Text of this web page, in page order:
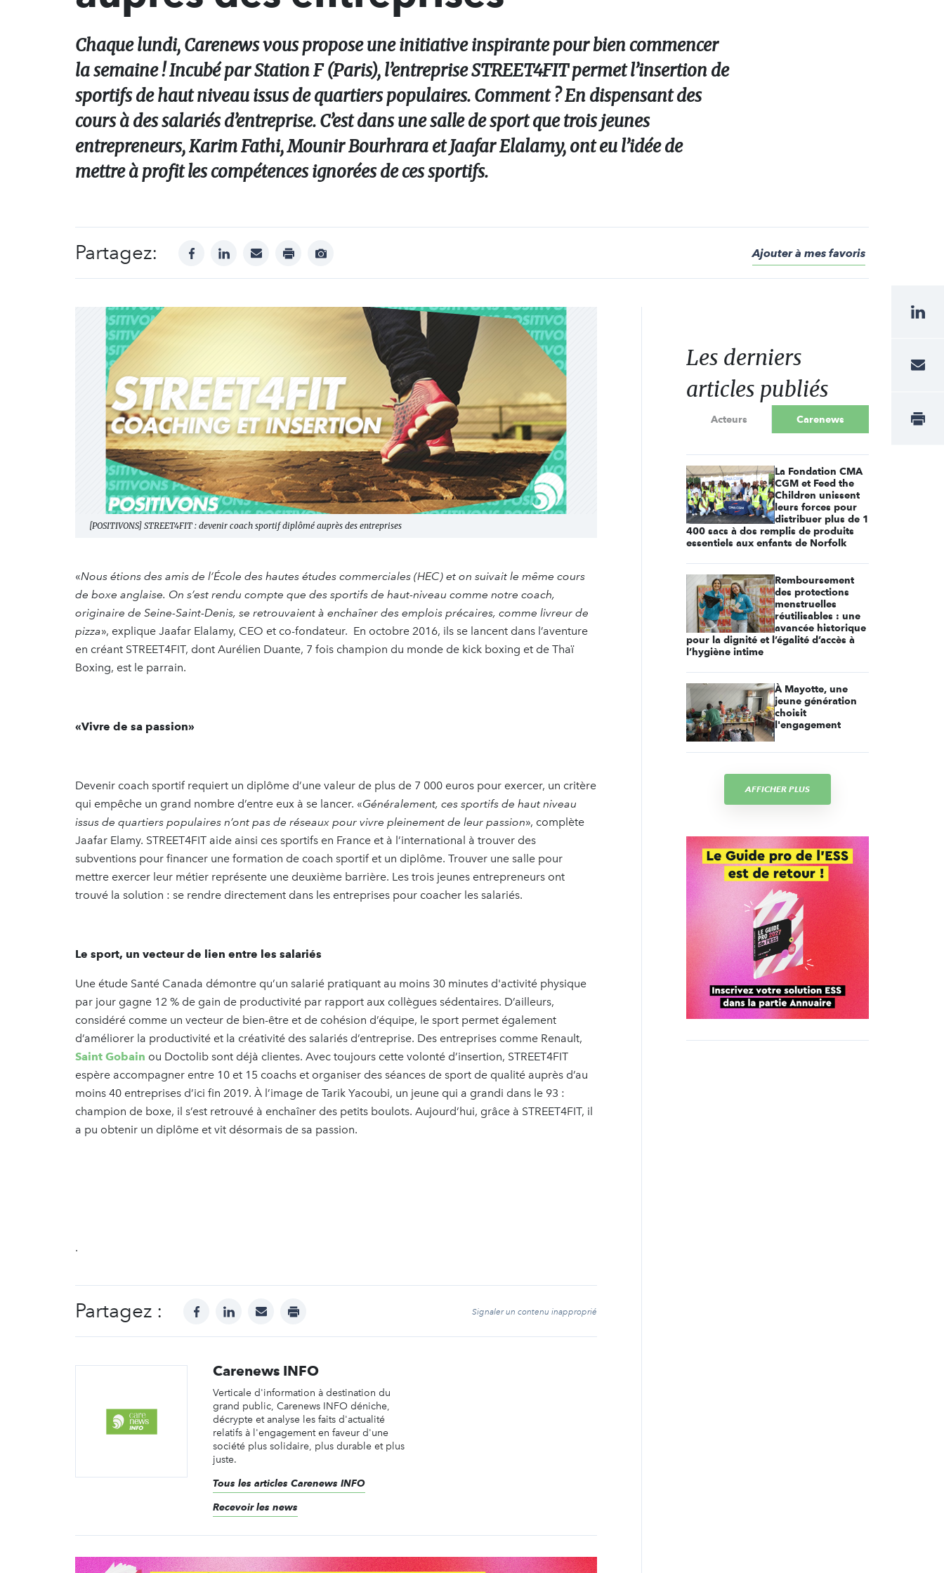
Chaque lundi, Carenews vous propose une initiative inspirante pour bien commencer
la semaine ! Incubé par Station F (Paris), l’entreprise STREET4FIT permet l’insertion de
sportifs de haut niveau issus de quartiers populaires. Comment ? En dispensant des
cours à des salariés d’entreprise. C’est dans une salle de sport que trois jeunes
entrepreneurs, Karim Fathi, Mounir Bourhrara et Jaafar Elalamy, ont eu l’idée de
mettre à profit les compétences ignorées de ces sportifs.
Partagez: facebooklinkedinmail print
Afficher
Ajouter à mes favoris
[POSITIVONS] STREET4FIT : devenir coach sportif diplômé auprès des entreprises
«Nous étions des amis de l’École des hautes études commerciales (HEC) et on suivait le même cours
de boxe anglaise. On s’est rendu compte que des sportifs de haut-niveau comme notre coach,
originaire de Seine-Saint-Denis, se retrouvaient à enchaîner des emplois précaires, comme livreur de
pizza», explique Jaafar Elalamy, CEO et co-fondateur. En octobre 2016, ils se lancent dans l’aventure
en créant STREET4FIT, dont Aurélien Duante, 7 fois champion du monde de kick boxing et de Thaï
Boxing, est le parrain.
«Vivre de sa passion»
Devenir coach sportif requiert un diplôme d’une valeur de plus de 7 000 euros pour exercer, un critère
qui empêche un grand nombre d’entre eux à se lancer. «Généralement, ces sportifs de haut niveau
issus de quartiers populaires n’ont pas de réseaux pour vivre pleinement de leur passion», complète
Jaafar Elamy. STREET4FIT aide ainsi ces sportifs en France et à l’international à trouver des
subventions pour financer une formation de coach sportif et un diplôme. Trouver une salle pour
mettre exercer leur métier représente une deuxième barrière. Les trois jeunes entrepreneurs ont
trouvé la solution : se rendre directement dans les entreprises pour coacher les salariés.
Le sport, un vecteur de lien entre les salariés
Une étude Santé Canada démontre qu’un salarié pratiquant au moins 30 minutes d'activité physique
par jour gagne 12 % de gain de productivité par rapport aux collègues sédentaires. D’ailleurs,
considéré comme un vecteur de bien-être et de cohésion d’équipe, le sport permet également
d’améliorer la productivité et la créativité des salariés d’entreprise. Des entreprises comme Renault,
Saint Gobain ou Doctolib sont déjà clientes. Avec toujours cette volonté d’insertion, STREET4FIT
espère accompagner entre 10 et 15 coachs et organiser des séances de sport de qualité auprès d’au
moins 40 entreprises d’ici fin 2019. À l’image de Tarik Yacoubi, un jeune qui a grandi dans le 93 :
champion de boxe, il s’est retrouvé à enchaîner des petits boulots. Aujourd’hui, grâce à STREET4FIT, il
a pu obtenir un diplôme et vit désormais de sa passion.
.
Partagez : facebooklinkedinmail print Signaler un contenu inapproprié
Carenews INFO
Verticale d'information à destination du
grand public, Carenews INFO déniche,
décrypte et analyse les faits d'actualité
relatifs à l'engagement en faveur d'une
société plus solidaire, plus durable et plus
juste.
Tous les articles Carenews INFO
Recevoir les news
Les derniers
articles publiés
Acteurs Carenews
La Fondation CMA
CGM et Feed the
Children unissent
leurs forces pour
distribuer plus de 1
400 sacs à dos remplis de produits
essentiels aux enfants de Norfolk
Remboursement
des protections
menstruelles
réutilisables : une
avancée historique
pour la dignité et l’égalité d’accès à
l’hygiène intime
À Mayotte, une
jeune génération
choisit
l'engagement
AFFICHER PLUS